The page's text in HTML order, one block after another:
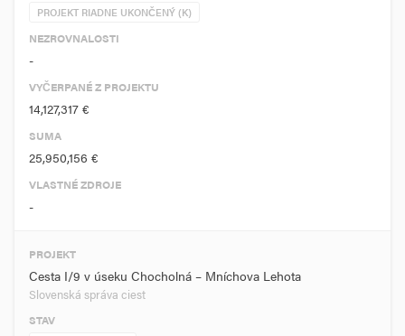
PROJEKT RIADNE UKONČENÝ (K)
NEZROVNALOSTI
-
VYČERPANÉ Z PROJEKTU
14,127,317 €
SUMA
25,950,156 €
VLASTNÉ ZDROJE
-
PROJEKT
Cesta I/9 v úseku Chocholná – Mníchova Lehota
Slovenská správa ciest
STAV